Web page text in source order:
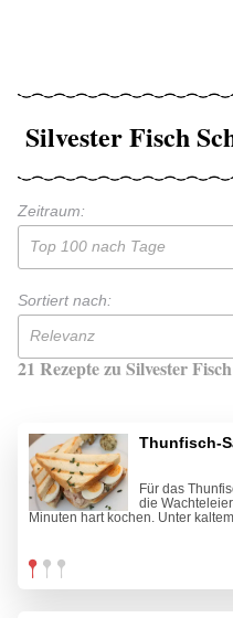
Silvester Fisch
Zeitraum:
Top 100 nach Tage
Sortiert nach:
Relevanz
21 Rezepte zu Silvester
Thunfisch-
Für das
die
Minuten hart kochen. Unter